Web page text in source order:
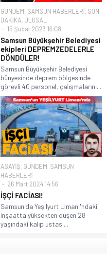
GÜNDEM, SAMSUN HABERLERİ, SON
DAKİKA, ULUSAL
15 Şubat 2023 16:08
Samsun Büyükşehir Belediyesi
ekipleri DEPREMZEDELERLE
DÖNDÜLER!
Samsun Büyükşehir Belediyesi
bünyesinde deprem bölgesinde
görevli 40 personel, çalışmalarını...
ASAYİŞ, GÜNDEM, SAMSUN
HABERLERİ
26 Mart 2024 14:56
İŞÇİ FACİASI!
Samsun'da Yeşilyurt Limanı'ndaki
inşaatta yüksekten düşen 28
yaşındaki kalıp ustası...